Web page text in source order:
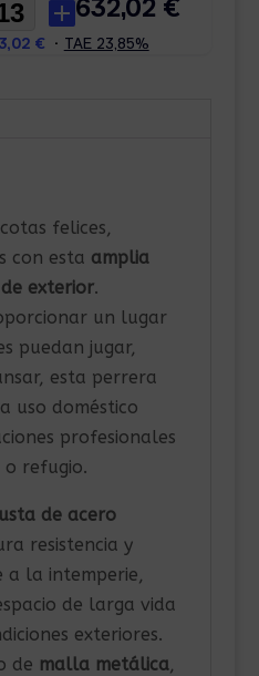
felices,
con esta amplia
exterior.
un lugar
puedan jugar,
esta perrera
uso doméstico
profesionales
o refugio.
de acero
resistencia y
la intemperie,
de larga vida
exteriores.
de malla metálica,